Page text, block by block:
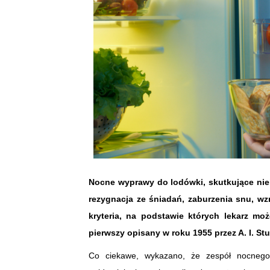
Nocne wyprawy do lodówki, skutkujące
rezygnacja ze śniadań, zaburzenia snu,
kryteria, na podstawie których lekarz
pierwszy opisany w roku 1955 przez A. I.
Co ciekawe, wykazano, że zespół